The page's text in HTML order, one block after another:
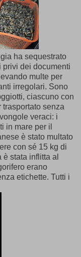
ha sequestrato
privi dei documenti
multe per
irregolari. Sono
ciascuno con
senza
veraci: i
in mare per il
è stato multato
con sé 15 kg di
stata inflitta al
erano
etichette. Tutti i